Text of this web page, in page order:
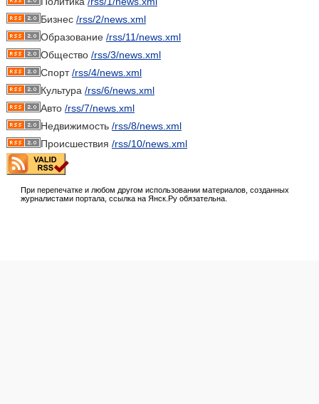
Бизнес /rss/2/news.xml
Образование /rss/11/news.xml
Общество /rss/3/news.xml
Спорт/rss/4/news.xml
Культура /rss/6/news.xml
Авто /rss/7/news.xml
Недвижимость /rss/8/news.xml
Происшествия /rss/10/news.xml
При перепечатке и любом другом использовании материалов, созданных
журналистами портала, ссылка на Янск.Ру обязательна.